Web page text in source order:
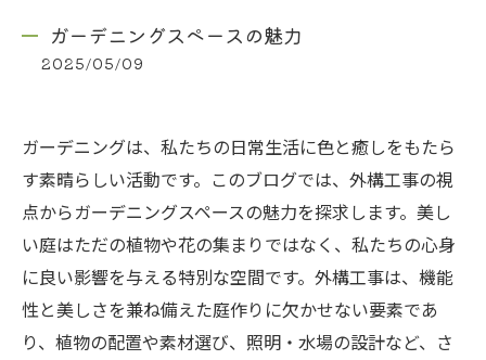
ガーデニングスペースの魅力
2025/05/09
ガーデニングは、私たちの日常生活に色と癒しをもたら
す素晴らしい活動です。このブログでは、外構工事の視
点からガーデニングスペースの魅力を探求します。美し
い庭はただの植物や花の集まりではなく、私たちの心身
に良い影響を与える特別な空間です。外構工事は、機能
性と美しさを兼ね備えた庭作りに欠かせない要素であ
り、植物の配置や素材選び、照明・水場の設計など、さ